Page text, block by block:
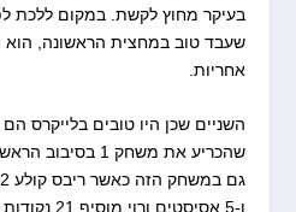
בעיקר מחוץ לקשת. במקום ללכת
שעבד טוב במחצית הראשונה, הוא
אחריות.
השניים שכן היו טובים בלייקרס
שהכריע את משחק 1